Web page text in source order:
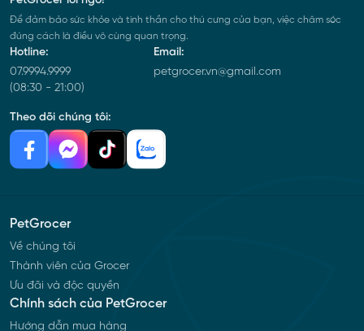
Để đảm bảo sức khỏe và tinh thần cho thú cưng của bạn, việc chăm sóc
đúng cách là điều vô cùng quan trọng.
Hotline:
07.9994.9999
(08:30 - 21:00)
Email:
petgrocer.vn@gmail.com
Theo dõi chúng tôi:
PetGrocer
Về chúng tôi
Thành viên của Grocer
Ưu đãi và độc quyền
Chính sách của PetGrocer
Hướng dẫn mua hàng